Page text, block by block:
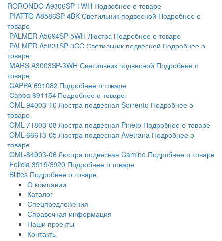
RORONDO A9306SP-1WH Подробнее о товаре
PIATTO A8586SP-4BK Светильник подвесной Подробнее о
товаре
PALMER A5694SP-5WH Люстра Подробнее о товаре
PALMER A5831SP-3CC Светильник подвесной Подробнее о
товаре
MARS A3003SP-3WH Светильник подвесной Подробнее о
товаре
CAPPA 691082 Подробнее о товаре
Cappa 691154 Подробнее о товаре
OML-94003-10 Люстра подвесная Sorrento Подробнее о
товаре
OML-71803-08 Люстра подвесная Pineto Подробнее о товаре
OML-66613-05 Люстра подвесная Avetrana Подробнее о
товаре
OML-84903-06 Люстра подвесная Camino Подробнее о товаре
Felicia 3919/3920 Подробнее о товаре
Bilites Подробнее о товаре
О компании
Каталог
Спецпредложения
Справочная информация
Наши проекты
Контакты